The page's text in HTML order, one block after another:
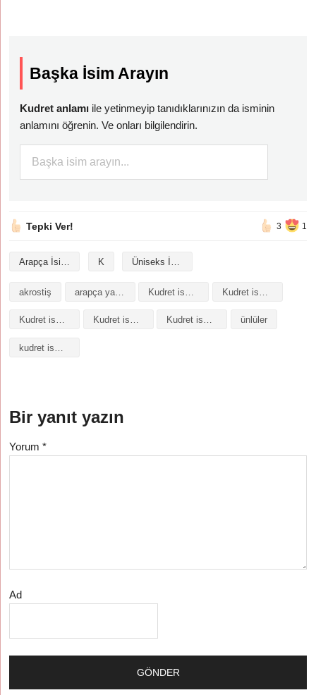
Başka İsim Arayın
Kudret anlamı ile yetinmeyip tanıdıklarınızın da isminin
anlamını öğrenin. Ve onları bilgilendirin.
Tepki Ver! 3 1
Arapça İsimler K Üniseks İsimler
akrostiş arapça yazılışı
Kudret isminin baş harfleriyle şiir Kudret isminin kökeni Kudret isminin numerolojisi ünlüler
Bir yanıt yazın
Yorum*
Ad